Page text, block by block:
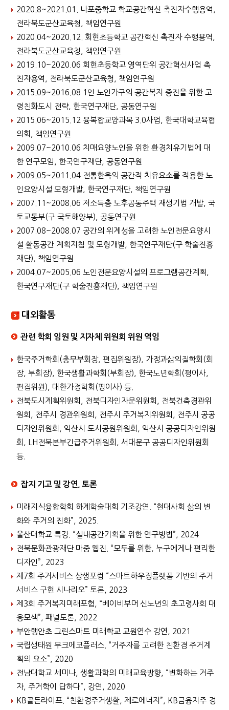
2020.8~2021.01. 나포중학교 학교공간혁신 촉진자수행용역,
전라북도군산교육청, 책임연구원
2020.04~2020.12. 회현초등학교 공간혁신 촉진자 수행용역,
전라북도군산교육청, 책임연구원
2019.10~2020.06 회현초등학교 영역단위 공간혁신사업 촉
진자용역, 전라북도군산교육청, 책임연구원
2015.09~2016.08 1인 노인가구의 공간복지 증진을 위한 고
령친화도시 전략, 한국연구재단, 공동연구원
2015.06~2015.12 융복합교양과목 3.0사업, 한국대학교육협
의회, 책임연구원
2009.07~2010.06 치매요양노인을 위한 환경치유기법에 대
한 연구모임, 한국연구재단, 공동연구원
2009.05~2011.04 전통한옥의 공간적 치유요소를 적용한 노
인요양시설 모형개발, 한국연구재단, 책임연구원
2007.11~2008.06 저소득층 노후공동주택 재생기법 개발, 국
토교통부(구 국토해양부), 공동연구원
2007.08~2008.07 공간의 위계성을 고려한 노인전문요양시
설 활동공간 계획지침 및 모형개발, 한국연구재단(구 학술진흥
재단), 책임연구원
2004.07~2005.06 노인전문요양시설의 프로그램공간계획,
한국연구재단(구 학술진흥재단), 책임연구원
대외활동
관련 학회 임원 및 지자체 위원회 위원 역임
한국주거학회(총무부회장, 편집위원장), 가정과삶의질학회(회
장, 부회장), 한국생활과학회(부회장), 한국노년학회(평이사,
편집위원), 대한가정학회(평이사) 등.
전북도시계획위원회, 전북디자인자문위원회, 전북건축경관위
원회, 전주시 경관위원회, 전주시 주거복지위원회, 전주시 공공
디자인위원회, 익산시 도시공원위원회, 익산시 공공디자인위원
회, LH전북본부긴급주거위원회, 서대문구 공공디자인위원회
등.
잡지 기고 및 강연, 토론
미래지식융합학회 하계학술대회 기조강연. “현대사회 삶의 변
화와 주거의 진화”, 2025.
울산대학교 특강. “실내공간기획을 위한 연구방법”, 2024
전북문화관광재단 마중 웹진. “모두를 위한, 누구에게나 편리한
디자인”, 2023
제7회 주거서비스 상생포럼 “스마트하우징플랫폼 기반의 주거
서비스 구현 시나리오” 토론, 2023
제3회 주거복지미래포험, “베이비부머 신노년의 초고령사회 대
응모색”, 패널토론, 2022
부안행안초 그린스마트 미래학교 교원연수 강연, 2021
국립생태원 무크에코플러스. “거주자를 고려한 친환경 주거계
획의 요소”, 2020
전남대학교 세미나, 생활과학의 미래교육방향, “변화하는 거주
자, 주거학이 답하다”, 강연, 2020
KB골든라이프. “친환경주거생활, 제로에너지”, KB금융지주 경